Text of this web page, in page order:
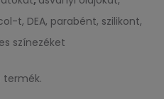
t, DEA, parabént, szilikont,
színezéket
termék.